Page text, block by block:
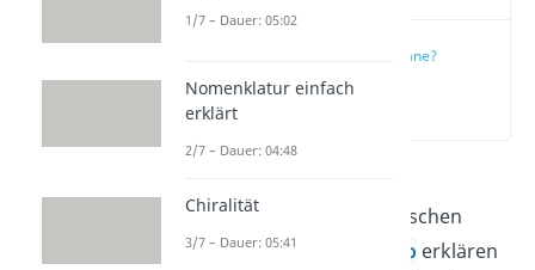
Was sind Alkane?
Stoffgruppe in der organischen
Chemie. Hier und im
Video erklären
1/7 – Dauer: 05:02
Nomenklatur einfach
erklärt
2/7 – Dauer: 04:48
Chiralität
3/7 – Dauer: 05:41